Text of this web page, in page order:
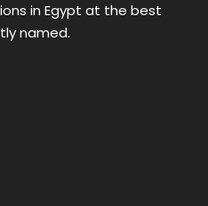
in Egypt at the best
named.